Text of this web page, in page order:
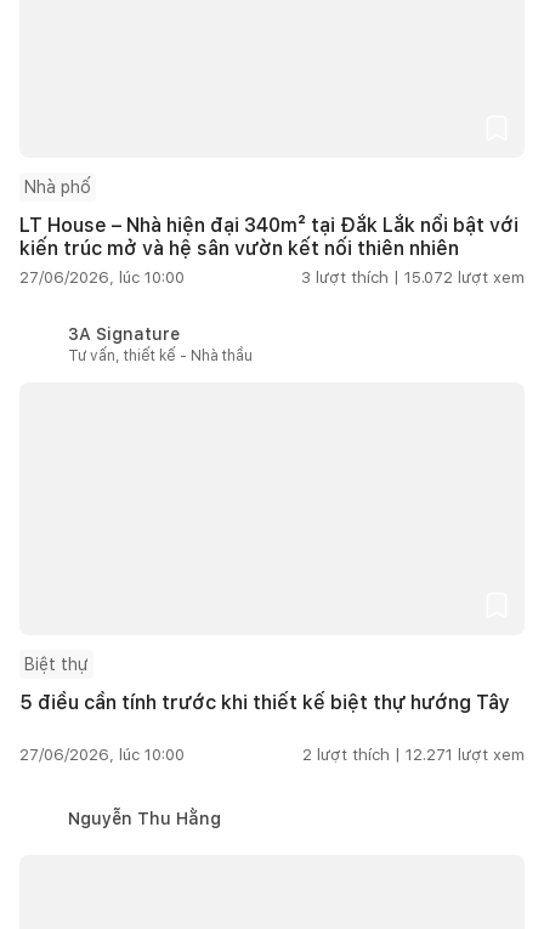
Nhà phố
LT House – Nhà hiện đại 340m² tại Đắk Lắk nổi bật với
kiến trúc mở và hệ sân vườn kết nối thiên nhiên
27/06/2026, lúc 10:00 3 lượt thích | 15.072 lượt xem
3A Signature
Tư vấn, thiết kế - Nhà thầu
Biệt thự
5 điều cần tính trước khi thiết kế biệt thự hướng Tây
27/06/2026, lúc 10:00 2 lượt thích | 12.271 lượt xem
Nguyễn Thu Hằng